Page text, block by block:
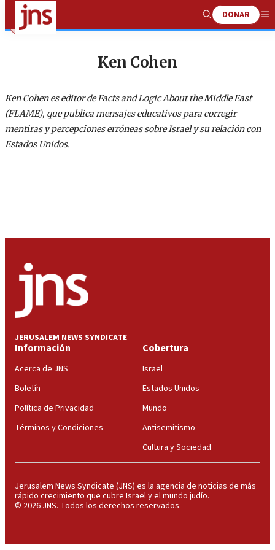
Show
Search
DONAR
Ken Cohen
Ken Cohen es editor de Facts and Logic About the Middle East
(FLAME), que publica mensajes educativos para corregir
mentiras y percepciones erróneas sobre Israel y su relación con
Estados Unidos.
JERUSALEM NEWS SYNDICATE
Información
Acerca de JNS
Boletín
Política de Privacidad
Términos y Condiciones
Cobertura
Israel
Estados Unidos
Mundo
Antisemitismo
Cultura y Sociedad
Jerusalem News Syndicate (JNS) es la agencia de noticias de más
rápido crecimiento que cubre Israel y el mundo judío.
© 2026 JNS. Todos los derechos reservados.